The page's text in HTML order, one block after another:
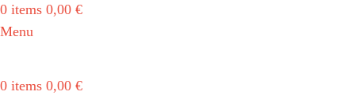
0 items 0,00 €
Menu
0 items 0,00 €